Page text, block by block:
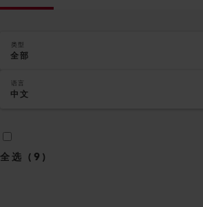
类型
全部
语言
中文
全选 ( 9 )